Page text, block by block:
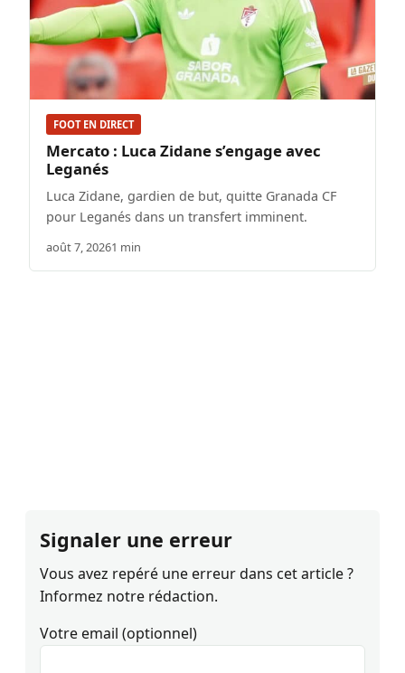
FOOT EN DIRECT
Mercato : Luca Zidane s’engage avec
Leganés
Luca Zidane, gardien de but, quitte Granada CF
pour Leganés dans un transfert imminent.
août 7, 20261 min
Signaler une erreur
Vous avez repéré une erreur dans cet article ?
Informez notre rédaction.
Votre email (optionnel)